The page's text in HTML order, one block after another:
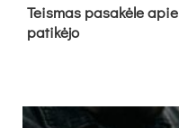
Teis­mas pa­sa­kė­le
pa­ti­kė­jo